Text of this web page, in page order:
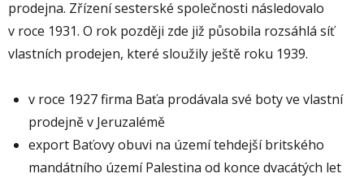
prodejna. Zřízení sesterské společnosti následovalo
v roce 1931. O rok později zde již působila rozsáhlá síť
vlastních prodejen, které sloužily ještě roku 1939.
v roce 1927 firma Baťa prodávala své boty ve vlastní
prodejně v Jeruzalémě
export Baťovy obuvi na území tehdejší britského
mandátního území Palestina od konce dvacátých let